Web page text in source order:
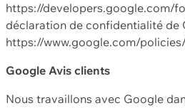
https://developers.google.com/
déclaration de confidentialité de
https://www.google.com/
Google Avis clients
Nous travaillons avec Google